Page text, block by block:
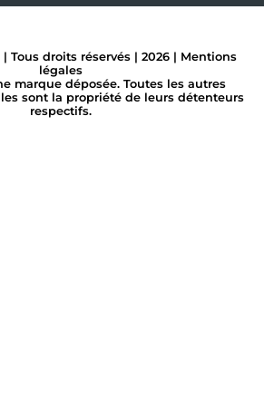
| Tous droits réservés | 2026 | Mentions
légales
marque déposée. Toutes les autres
sont la propriété de leurs détenteurs
respectifs.